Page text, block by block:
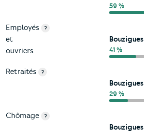
59 %
Employés
et
ouvriers
?
Bouzigues
41 %
Retraités ?
Bouzigues
29 %
Chômage ?
Bouzigues